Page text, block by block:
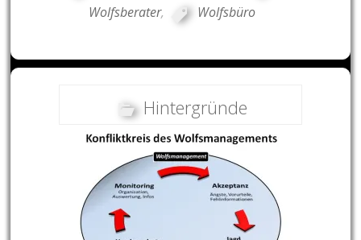
Wolfsberater, Wolfsbüro
Hintergründe